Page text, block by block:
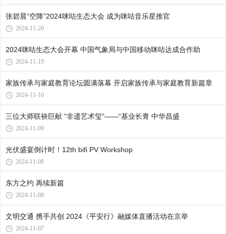
张碧晨“空降”2024咪咕生态大会 成为咪咕音乐星推官
2024-11-20
2024咪咕生态大会开幕 中国气象局与中国移动咪咕达成合作助
2024-11-19
家族传承与家庭教育论坛圆满落幕 开启家族传承与家庭教育新篇章
2024-11-10
三位大师联袂巨献 “非遗艺术玺”——“基业长青 中华昌盛
2024-11-09
光伏盛宴倒计时！12th bifi PV Workshop
2024-11-08
东方之约 再续新篇
2024-11-08
文明交通 携手共创 2024《平安行》融媒体直播活动在京举
2024-11-07